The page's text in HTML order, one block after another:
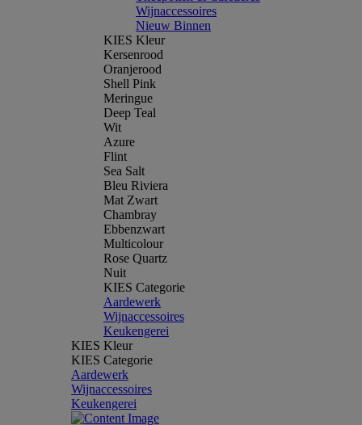
Wijnaccessoires
Nieuw Binnen
KIES Kleur
Kersenrood
Oranjerood
Shell Pink
Meringue
Deep Teal
Wit
Azure
Flint
Sea Salt
Bleu Riviera
Mat Zwart
Chambray
Ebbenzwart
Multicolour
Rose Quartz
Nuit
KIES Categorie
Aardewerk
Wijnaccessoires
Keukengerei
KIES Kleur
KIES Categorie
Aardewerk
Wijnaccessoires
Keukengerei